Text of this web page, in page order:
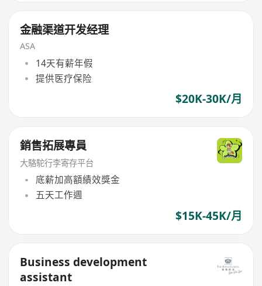
金融渠道开发经理
ASA
14天有薪年假
提供医疗保险
$20K-30K/月
銷售拓展專員
大駱駝行李寄存平台
底薪加高額績效獎金
五天工作週
$15K-45K/月
Business development
assistant